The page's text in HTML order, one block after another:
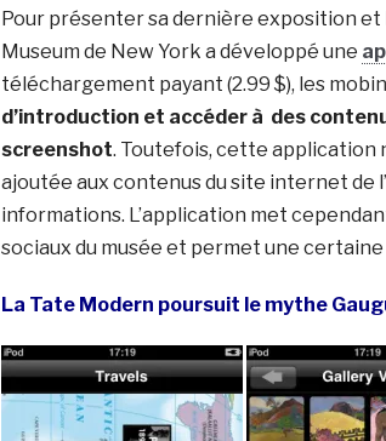
Pour présenter sa dernière exposition et
Museum de New York a développé une
téléchargement payant (2.99 $), les
d’introduction et accéder à des
screenshot. Toutefois, cette application
ajoutée aux contenus du site internet de
informations. L’application met
sociaux du musée et permet une
La Tate Modern poursuit le mythe